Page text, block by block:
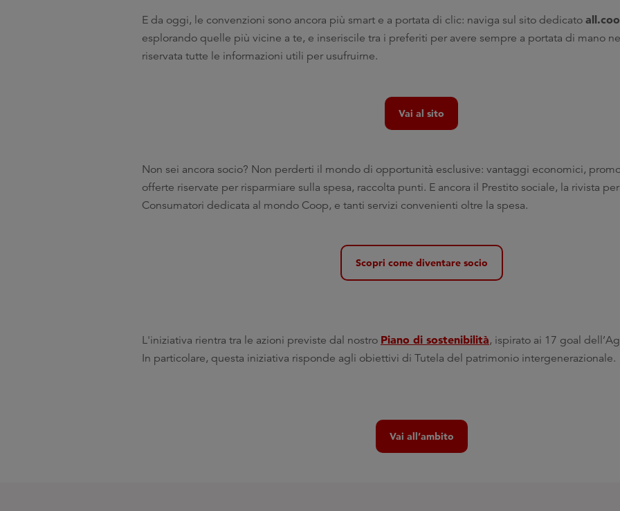
E da oggi, le convenzioni sono ancora più smart e a portata di clic: naviga sul sito dedicato
esplorando quelle più vicine a te, e inseriscile tra i preferiti per avere sempre a portata di mano
riservata tutte le informazioni utili per usufruirne.
Vai al sito
Non sei ancora socio? Non perderti il mondo di opportunità esclusive: vantaggi economici,
offerte riservate per risparmiare sulla spesa, raccolta punti. E ancora il Prestito sociale, la rivista
Consumatori dedicata al mondo Coop, e tanti servizi convenienti oltre la spesa.
Scopri come diventare socio
L'iniziativa rientra tra le azioni previste dal nostro Piano di sostenibilità, ispirato ai 17 goal
In particolare, questa iniziativa risponde agli obiettivi di Tutela del patrimonio intergenerazionale.
Vai all’ambito